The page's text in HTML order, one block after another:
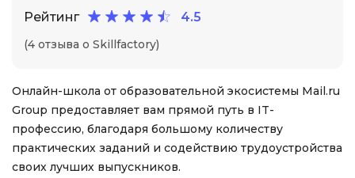
Рейтинг 4.5
(4 отзыва о Skillfactory)
Онлайн-школа от образовательной экосистемы Mail.ru
Group предоставляет вам прямой путь в IT-
профессию, благодаря большому количеству
практических заданий и содействию трудоустройства
своих лучших выпускников.